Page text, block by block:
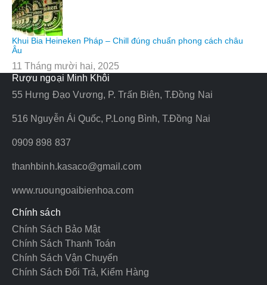
Khui Bia Heineken Pháp – Chill đúng chuẩn phong cách châu
Âu
11 Tháng mười hai, 2025
Rượu ngoại Minh Khôi
55 Hưng Đạo Vương, P. Trấn Biên, T.Đồng Nai
516 Nguyễn Ái Quốc, P.Long Bình, T.Đồng Nai
0909 898 837
thanhbinh.kasaco@gmail.com
www.ruoungoaibienhoa.com
Chính sách
Chính Sách Bảo Mật
Chính Sách Thanh Toán
Chính Sách Vận Chuyển
Chính Sách Đổi Trả, Kiểm Hàng